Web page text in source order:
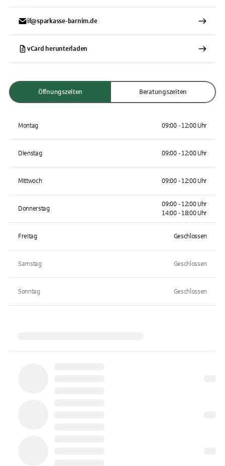
if@sparkasse-barnim.de
vCard herunterladen
Öffnungszeiten Beratungszeiten
Montag 09:00 - 12:00 Uhr
Dienstag 09:00 - 12:00 Uhr
Mittwoch 09:00 - 12:00 Uhr
Donnerstag
09:00 - 12:00 Uhr
14:00 - 18:00 Uhr
Freitag Geschlossen
Samstag Geschlossen
Sonntag Geschlossen